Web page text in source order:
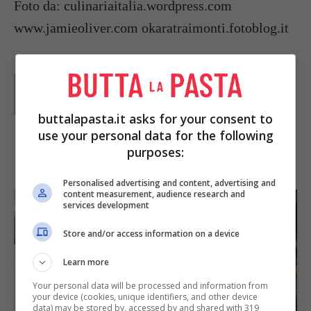
Foto da: culinariaitalia.wordpress.com
www.jamieoliver.com okaratraimonti.fotoblog.it
Parole diPaoletta
Paoletta è stata collaboratrice di Buttalapasta dal 2008
primi ai contorni, dai secondi ai dolci.
IN PRIMO PIANO
SECONDI PIATTI
buttalapasta.it asks for your consent to
use your personal data for the following
purposes:
Personalised advertising and content, advertising and
content measurement, audience research and
services development
Store and/or access information on a device
Learn more
Your personal data will be processed and information from
your device (cookies, unique identifiers, and other device
data) may be stored by, accessed by and shared with 319